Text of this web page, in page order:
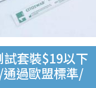
試套裝$19以下
過歐盟標準/